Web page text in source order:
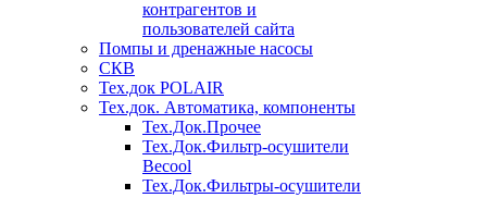
контрагентов и
пользователей сайта
Помпы и дренажные насосы
СКВ
Тех.док POLAIR
Тех.док. Автоматика, компоненты
Тех.Док.Прочее
Тех.Док.Фильтр-осушители
Becool
Тех.Док.Фильтры-осушители